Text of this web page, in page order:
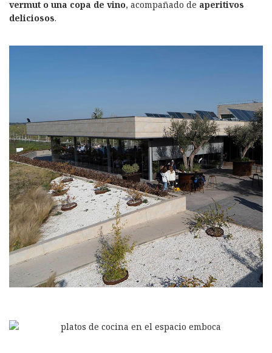
b
o
r e
I
A
p
a
ir
vermut o una copa de vino, acompañado de aperitivos
deliciosos.